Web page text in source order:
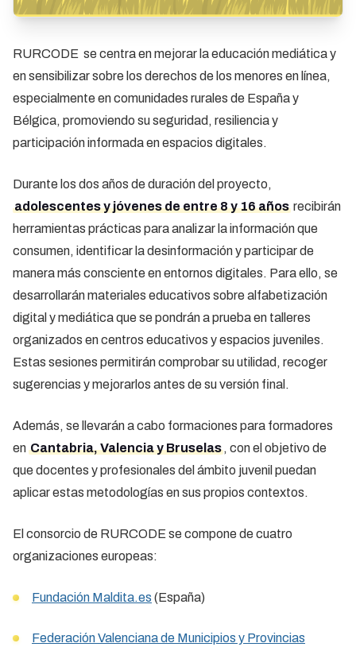
RURCODE se centra en mejorar la educación mediática y
en sensibilizar sobre los derechos de los menores en línea,
especialmente en comunidades rurales de España y
Bélgica, promoviendo su seguridad, resiliencia y
participación informada en espacios digitales.
Durante los dos años de duración del proyecto,
adolescentes y jóvenes de entre 8 y 16 años recibirán
herramientas prácticas para analizar la información que
consumen, identificar la desinformación y participar de
manera más consciente en entornos digitales. Para ello, se
desarrollarán materiales educativos sobre alfabetización
digital y mediática que se pondrán a prueba en talleres
organizados en centros educativos y espacios juveniles.
Estas sesiones permitirán comprobar su utilidad, recoger
sugerencias y mejorarlos antes de su versión final.
Además, se llevarán a cabo formaciones para formadores
en Cantabria, Valencia y Bruselas , con el objetivo de
que docentes y profesionales del ámbito juvenil puedan
aplicar estas metodologías en sus propios contextos.
El consorcio de RURCODE se compone de cuatro
organizaciones europeas:
Fundación Maldita.es (España)
Federación Valenciana de Municipios y Provincias